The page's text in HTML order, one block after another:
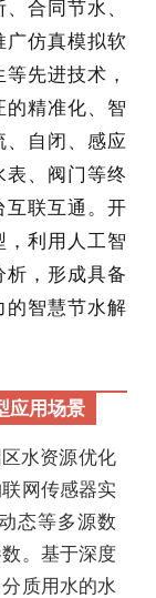
合同节水、
仿真模拟软
先进技术，
精准化、智
自闭、感应
表、阀门等终
联互通。开
利用人工智
，形成具备
的智慧节水解
应用场景
水资源优化
网传感器实
态等多源数
。基于深度
质用水的水